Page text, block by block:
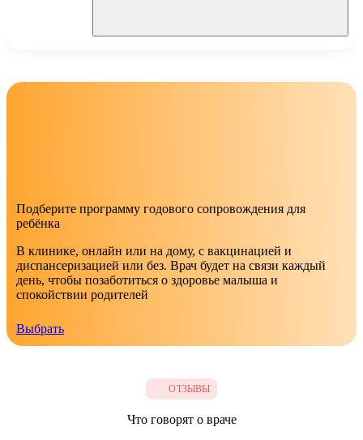
–иммунология», 2022 г.
вопросам грудного вскармливания в рамках работы на
ПроГВ - сертификат консультанта по грудному
вскармливанию, 2024 г.
Подберите программу годового сопровождения для
ребёнка
В клинике, онлайн или на дому, с вакцинацией и
диспансеризацией или без. Врач будет на связи каждый
день, чтобы позаботиться о здоровье малыша и
спокойствии родителей
Выбрать
ОТЗЫВЫ
Что говорят о враче